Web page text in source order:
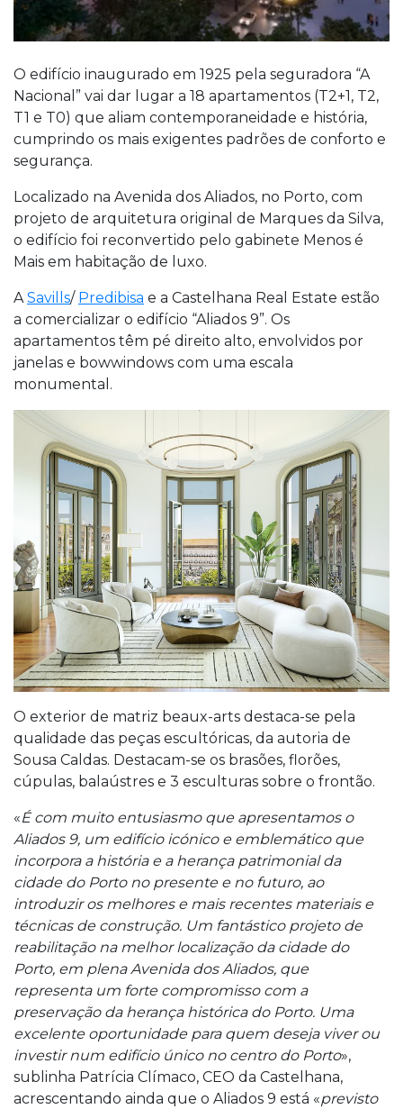
O edifício inaugurado em 1925 pela seguradora “A
Nacional” vai dar lugar a 18 apartamentos (T2+1, T2,
T1 e T0) que aliam contemporaneidade e história,
cumprindo os mais exigentes padrões de conforto e
segurança.
Localizado na Avenida dos Aliados, no Porto, com
projeto de arquitetura original de Marques da Silva,
o edifício foi reconvertido pelo gabinete Menos é
Mais em habitação de luxo.
ASavills/ Predibisa e a Castelhana Real Estate estão
a comercializar o edifício “Aliados 9”. Os
apartamentos têm pé direito alto, envolvidos por
janelas e bowwindows com uma escala
monumental.
O exterior de matriz beaux-arts destaca-se pela
qualidade das peças escultóricas, da autoria de
Sousa Caldas. Destacam-se os brasões, florões,
cúpulas, balaústres e 3 esculturas sobre o frontão.
«É com muito entusiasmo que apresentamos o
Aliados 9, um edifício icónico e emblemático que
incorpora a história e a herança patrimonial da
cidade do Porto no presente e no futuro, ao
introduzir os melhores e mais recentes materiais e
técnicas de construção. Um fantástico projeto de
reabilitação na melhor localização da cidade do
Porto, em plena Avenida dos Aliados, que
representa um forte compromisso com a
preservação da herança histórica do Porto. Uma
excelente oportunidade para quem deseja viver ou
investir num edifício único no centro do Porto»,
sublinha Patrícia Clímaco, CEO da Castelhana,
acrescentando ainda que o Aliados 9 está «previsto